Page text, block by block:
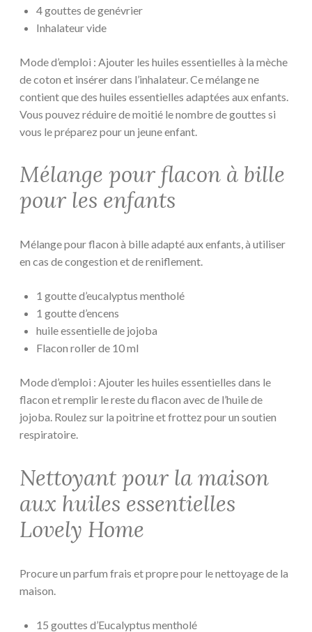
4 gouttes de genévrier
Inhalateur vide
Mode d’emploi : Ajouter les huiles essentielles à la mèche
de coton et insérer dans l’inhalateur. Ce mélange ne
contient que des huiles essentielles adaptées aux enfants.
Vous pouvez réduire de moitié le nombre de gouttes si
vous le préparez pour un jeune enfant.
Mélange pour flacon à bille
pour les enfants
Mélange pour flacon à bille adapté aux enfants, à utiliser
en cas de congestion et de reniflement.
1 goutte d’eucalyptus mentholé
1 goutte d’encens
huile essentielle de jojoba
Flacon roller de 10 ml
Mode d’emploi : Ajouter les huiles essentielles dans le
flacon et remplir le reste du flacon avec de l’huile de
jojoba. Roulez sur la poitrine et frottez pour un soutien
respiratoire.
Nettoyant pour la maison
aux huiles essentielles
Lovely Home
Procure un parfum frais et propre pour le nettoyage de la
maison.
15 gouttes d’Eucalyptus mentholé